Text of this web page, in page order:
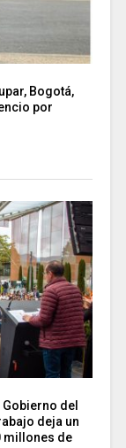
Bogotá,
por
del
deja un
millones de